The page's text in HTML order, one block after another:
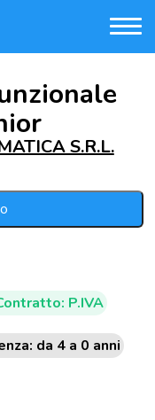
S.R.L.
P.IVA
da 4 a 0 anni